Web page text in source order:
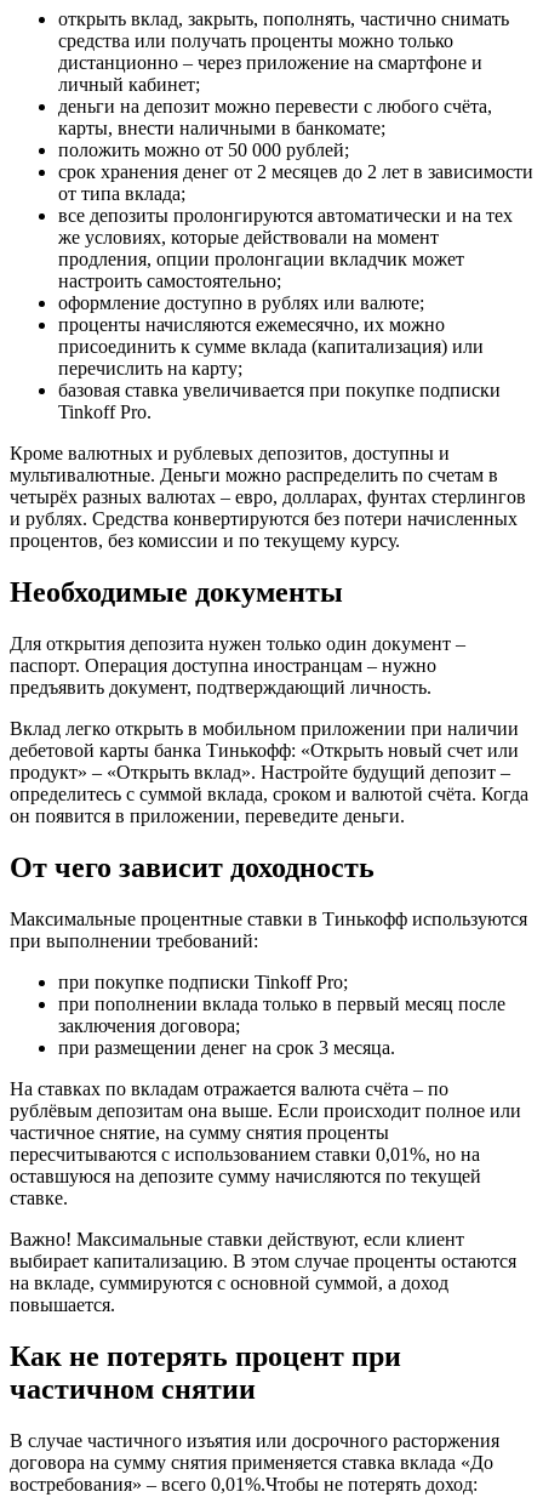
открыть вклад, закрыть, пополнять, частично снимать
средства или получать проценты можно только
дистанционно – через приложение на смартфоне и
личный кабинет;
деньги на депозит можно перевести с любого счёта,
карты, внести наличными в банкомате;
положить можно от 50 000 рублей;
срок хранения денег от 2 месяцев до 2 лет в зависимости
от типа вклада;
все депозиты пролонгируются автоматически и на тех
же условиях, которые действовали на момент
продления, опции пролонгации вкладчик может
настроить самостоятельно;
оформление доступно в рублях или валюте;
проценты начисляются ежемесячно, их можно
присоединить к сумме вклада (капитализация) или
перечислить на карту;
базовая ставка увеличивается при покупке подписки
Tinkoff Pro.
Кроме валютных и рублевых депозитов, доступны и
мультивалютные. Деньги можно распределить по счетам в
четырёх разных валютах – евро, долларах, фунтах стерлингов
и рублях. Средства конвертируются без потери начисленных
процентов, без комиссии и по текущему курсу.
Необходимые документы
Для открытия депозита нужен только один документ –
паспорт. Операция доступна иностранцам – нужно
предъявить документ, подтверждающий личность.
Вклад легко открыть в мобильном приложении при наличии
дебетовой карты банка Тинькофф: «Открыть новый счет или
продукт» – «Открыть вклад». Настройте будущий депозит –
определитесь с суммой вклада, сроком и валютой счёта. Когда
он появится в приложении, переведите деньги.
От чего зависит доходность
Максимальные процентные ставки в Тинькофф используются
при выполнении требований:
при покупке подписки Tinkoff Pro;
при пополнении вклада только в первый месяц после
заключения договора;
при размещении денег на срок 3 месяца.
На ставках по вкладам отражается валюта счёта – по
рублёвым депозитам она выше. Если происходит полное или
частичное снятие, на сумму снятия проценты
пересчитываются с использованием ставки 0,01%, но на
оставшуюся на депозите сумму начисляются по текущей
ставке.
Важно! Максимальные ставки действуют, если клиент
выбирает капитализацию. В этом случае проценты остаются
на вкладе, суммируются с основной суммой, а доход
повышается.
Как не потерять процент при
частичном снятии
В случае частичного изъятия или досрочного расторжения
договора на сумму снятия применяется ставка вклада «До
востребования» – всего 0,01%.Чтобы не потерять доход: